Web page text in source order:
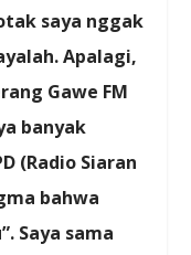
saya nggak
Apalagi,
Gawe FM
banyak
(Radio Siaran
bahwa
Saya sama